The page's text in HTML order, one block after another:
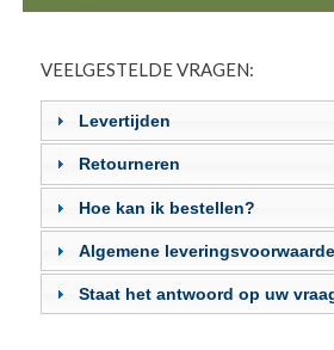
VEELGESTELDE VRAGEN:
Levertijden
Retourneren
Hoe kan ik bestellen?
Algemene
Staat het antwoord op uw